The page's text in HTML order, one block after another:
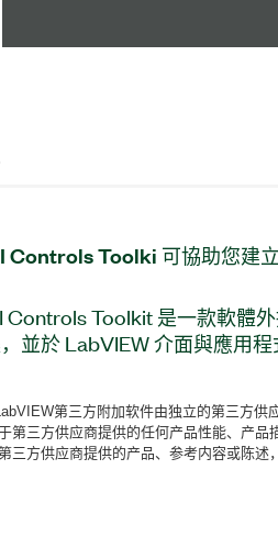
Controls Toolki 可協助您建立
Controls Toolkit 是一款軟體
並於 LabVIEW 介面與應用
控制項客制化：量表、圖形
784530-35
第三方附加软件由独立的第三方供
第三方供应商提供的任何产品性能、产品
三方供应商提供的产品、参考内容或陈述